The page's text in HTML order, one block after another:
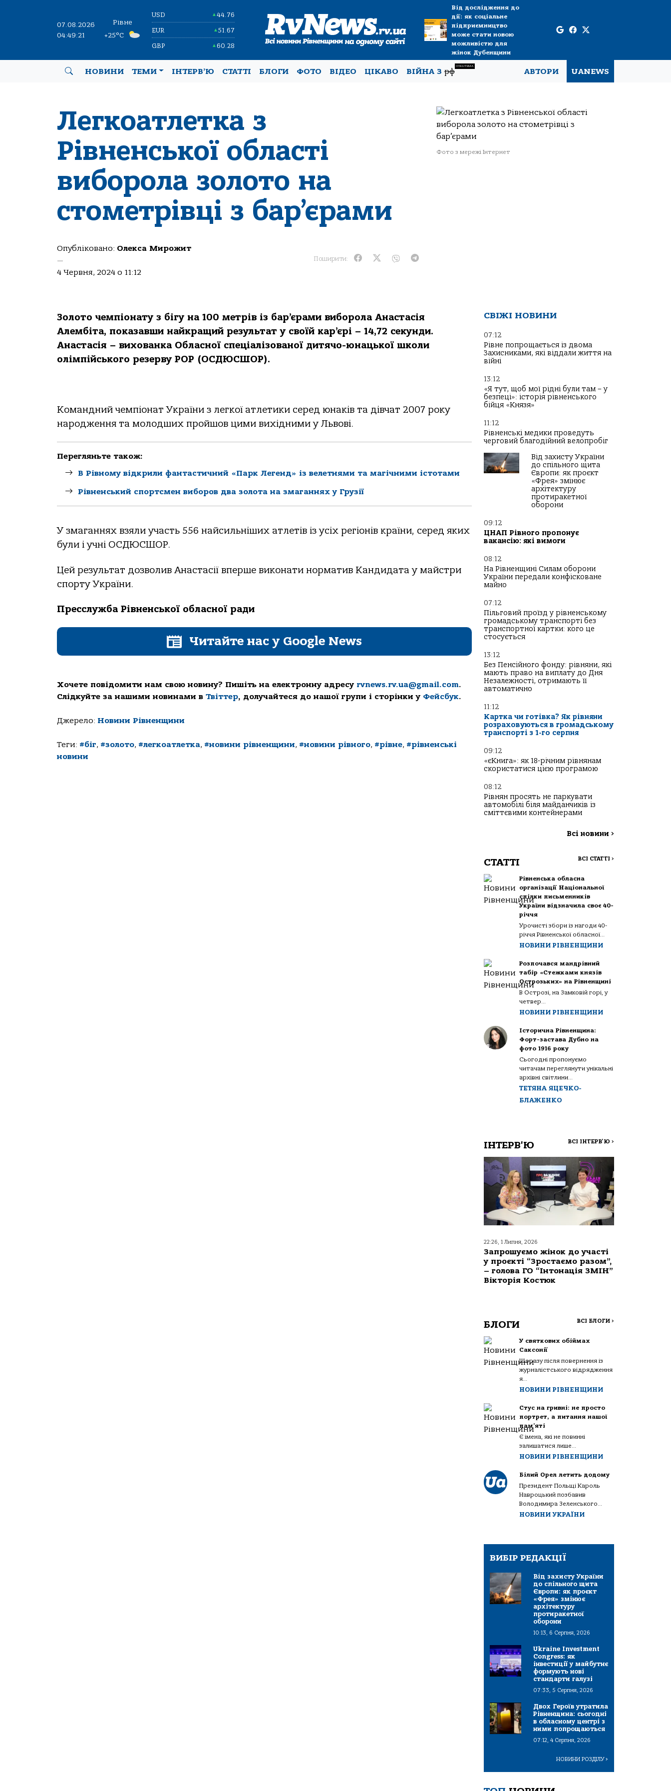
07.08.2026
04:49:21
Рівне
+25°C
USD ▲44.76
EUR ▲51.67
GBP ▲60.28
Від дослідження до
дії: як соціальне
підприємництво
може стати новою
можливістю для
жінок Дубенщини
НОВИНИ ТЕМИ ІНТЕРВ’Ю СТАТТІ БЛОГИ ФОТО ВІДЕО ЦІКАВО ВІЙНА Зрф
СПЕЦТЕМА
АВТОРИ UANEWS
Легкоатлетка з
Рівненської області
виборола золото на
стометрівці з бар’єрами
Опубліковано: Олекса Мирожит
—
4 Червня, 2024 о 11:12
Поширити:
Фото з мережі Інтернет
Золото чемпіонату з бігу на 100 метрів із бар’єрами виборола Анастасія
Алембіта, показавши найкращий результат у своїй кар’єрі – 14,72 секунди.
Анастасія – вихованка Обласної спеціалізованої дитячо-юнацької школи
олімпійського резерву РОР (ОСДЮСШОР).
Командний чемпіонат України з легкої атлетики серед юнаків та дівчат 2007 року
народження та молодших пройшов цими вихідними у Львові.
Перегляньте також:
В Рівному відкрили фантастичний «Парк Легенд» із велетнями та магічними істотами
Рівненський спортсмен виборов два золота на змаганнях у Грузії
У змаганнях взяли участь 556 найсильніших атлетів із усіх регіонів країни, серед яких
були і учні ОСДЮСШОР.
Цей результат дозволив Анастасії вперше виконати норматив Кандидата у майстри
спорту України.
Пресслужба Рівненської обласної ради
Читайте нас у Google News
Хочете повідомити нам свою новину? Пишіть на електронну адресу rvnews.rv.ua@gmail.com.
Слідкуйте за нашими новинами в Твіттер, долучайтеся до нашої групи і сторінки у Фейсбук.
Джерело: Новини Рівненщини
Теги: #біг, #золото, #легкоатлетка, #новини рівненщини, #новини рівного, #рівне, #рівненські
новини
СВІЖІ НОВИНИ
07:12
Рівне попрощається із двома
Захисниками, які віддали життя на
війні
13:12
«Я тут, щоб мої рідні були там – у
безпеці»: історія рівненського
бійця «Князя»
11:12
Рівненські медики проведуть
черговий благодійний велопробіг
Від захисту України
до спільного щита
Європи: як проєкт
«Фрея» змінює
архітектуру
протиракетної
оборони
09:12
ЦНАП Рівного пропонує
вакансію: які вимоги
08:12
На Рівненщині Силам оборони
України передали конфісковане
майно
07:12
Пільговий проїзд у рівненському
громадському транспорті без
транспортної картки: кого це
стосується
13:12
Без Пенсійного фонду: рівняни, які
мають право на виплату до Дня
Незалежності, отримають її
автоматично
11:12
Картка чи готівка? Як рівняни
розраховуються в громадському
транспорті з 1-го серпня
09:12
«єКнига»: як 18-річним рівнянам
скористатися цією програмою
08:12
Рівнян просять не паркувати
автомобілі біля майданчиків із
сміттєвими контейнерами
Всі новини >
СТАТТІ ВСІ СТАТТІ >
Рівненська обласна
організації Національної
спілки письменників
України відзначила своє 40-
річчя
Урочисті збори із нагоди 40-
річчя Рівненської обласної...
НОВИНИ РІВНЕНЩИНИ
Розпочався мандрівний
табір «Стежками князів
Острозьких» на Рівненщині
В Острозі, на Замковій горі, у
четвер...
НОВИНИ РІВНЕНЩИНИ
Історична Рівненщина:
Форт-застава Дубно на
фото 1916 року
Сьогодні пропонуємо
читачам переглянути унікальні
архівні світлини...
ТЕТЯНА ЯЦЕЧКО-
БЛАЖЕНКО
ІНТЕРВ'Ю ВСІ ІНТЕРВ'Ю >
22:26, 1 Липня, 2026
Запрошуємо жінок до участі
у проєкті “Зростаємо разом”,
– голова ГО “Інтонація ЗМІН”
Вікторія Костюк
БЛОГИ ВСІ БЛОГИ >
У святкових обіймах
Саксонії
Щоразу після повернення із
журналістського відрядження
я...
НОВИНИ РІВНЕНЩИНИ
Стус на гривні: не просто
портрет, а питання нашої
пам’яті
Є імена, які не повинні
залишатися лише...
НОВИНИ РІВНЕНЩИНИ
Білий Орел летить додому
Президент Польщі Кароль
Навроцький позбавив
Володимира Зеленського...
НОВИНИ УКРАЇНИ
ВИБІР РЕДАКЦІЇ
Від захисту України
до спільного щита
Європи: як проєкт
«Фрея» змінює
архітектуру
протиракетної
оборони
10:13, 6 Серпня, 2026
Ukraine Investment
Congress: як
інвестиції у майбутнє
формують нові
стандарти галузі
07:33, 5 Серпня, 2026
Двох Героїв утратила
Рівненщина: сьогодні
в обласному центрі з
ними попрощаються
07:12, 4 Серпня, 2026
НОВИНИ РОЗДІЛУ>